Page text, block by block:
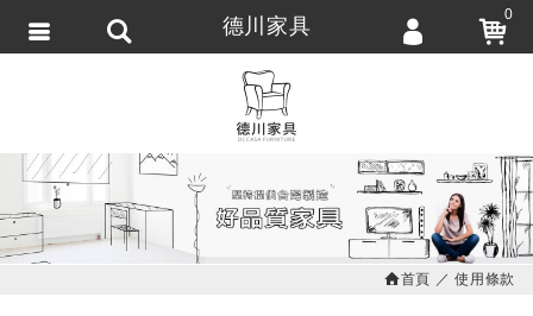
首頁 使用條款
德川家具 0
會員登入
會員註冊
訂單查詢
繁體中文